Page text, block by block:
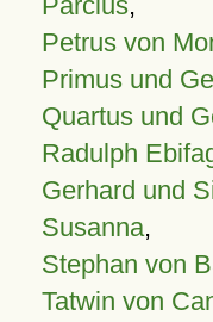
Petrus von
Primus und
Quartus und
Radulph
Gerhard und
Susanna,
Stephan von
Tatwin von